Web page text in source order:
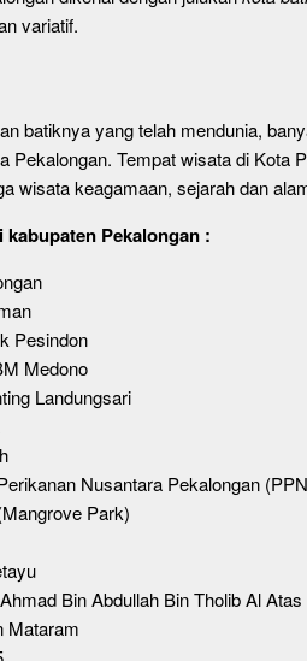
variatif.
batiknya yang telah mendunia,
Pekalongan. Tempat wisata di Kota
wisata keagamaan, sejarah dan
kabupaten Pekalongan :
Pesindon
Medono
Landungsari
Nusantara Pekalongan
Park)
Bin Abdullah Bin Tholib Al Atas
Mataram